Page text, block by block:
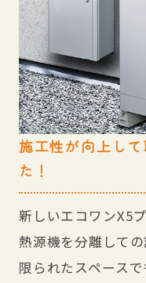
施工性が向上し
た！
新しいエコワンX5
熱源機を分離しての
限られたスペース